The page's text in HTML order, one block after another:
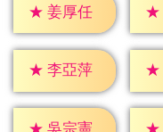
★ 姜厚任 ★
★ 李亞萍 ★